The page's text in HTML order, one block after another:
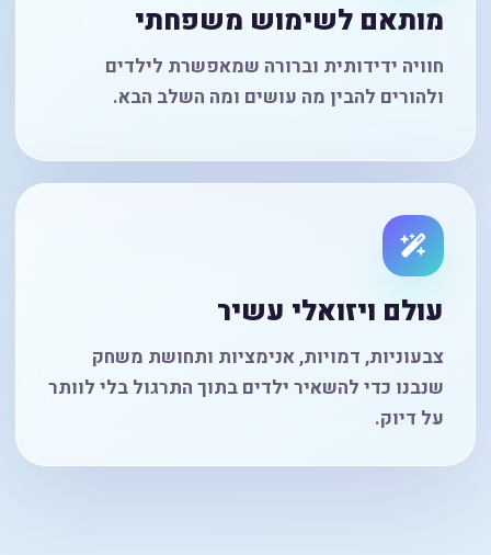
מותאם לשימוש משפחתי
חוויה ידידותית וברורה שמאפשרת לילדים
ולהורים להבין מה עושים ומה השלב הבא.
עולם ויזואלי עשיר
צבעוניות, דמויות, אנימציות ותחושת משחק
שנבנו כדי להשאיר ילדים בתוך התרגול בלי לוותר
על דיוק.